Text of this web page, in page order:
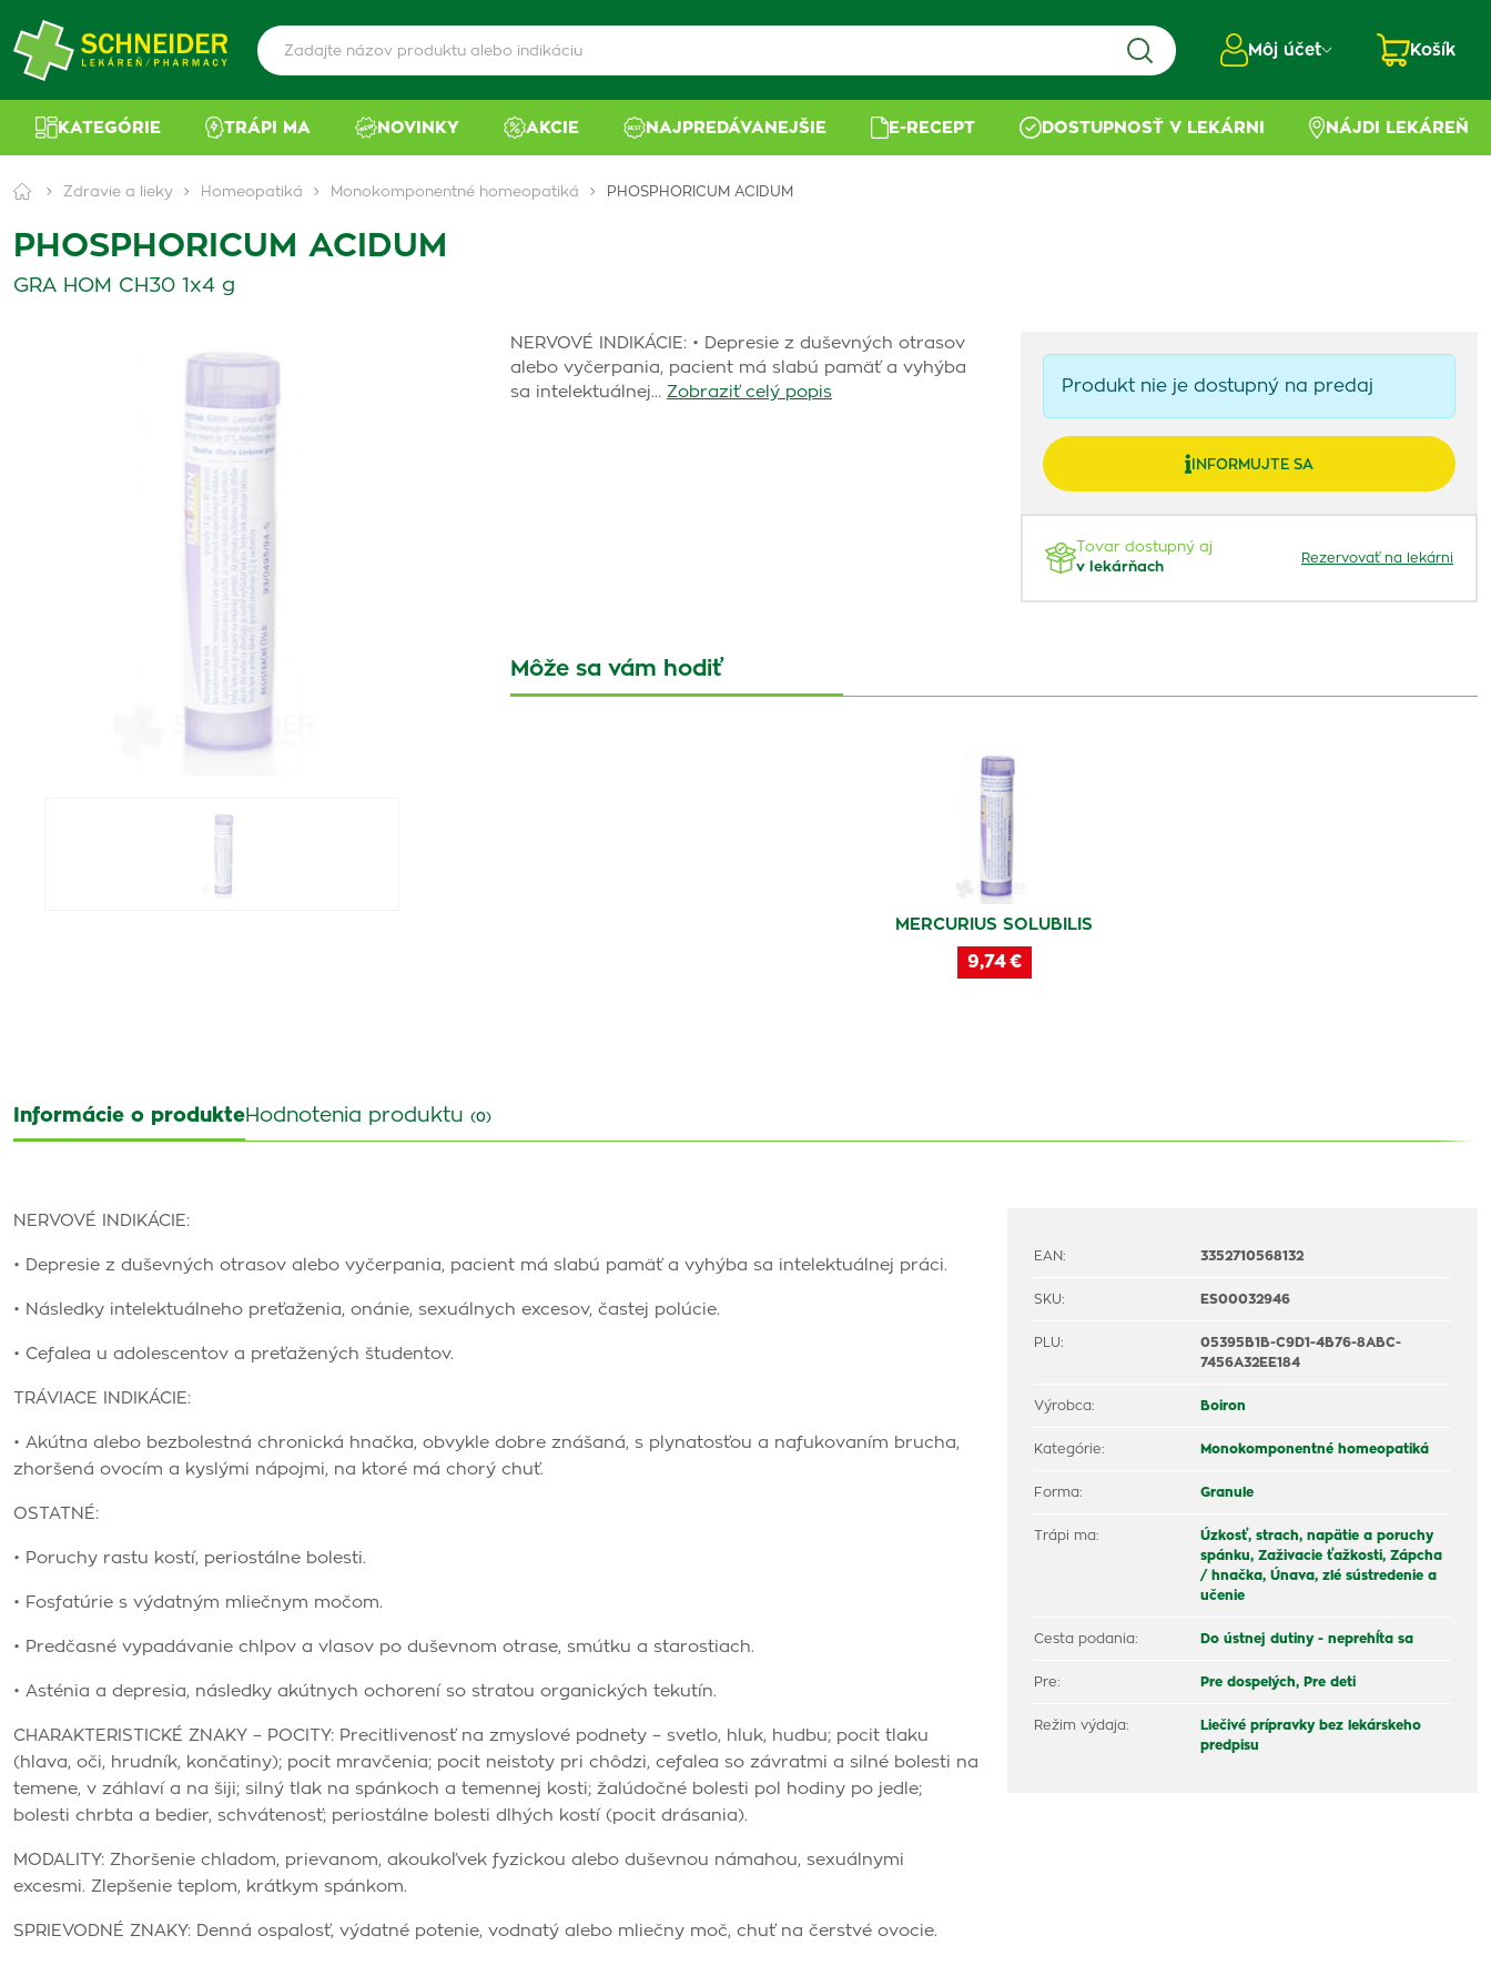
Môj účet Košík
KATEGÓRIE TRÁPI MA NOVINKY AKCIE NAJPREDÁVANEJŠIE E-RECEPT DOSTUPNOSŤ V LEKÁRNI NÁJDI LEKÁREŇ
Zdravie a lieky Homeopatiká Monokomponentné homeopatiká PHOSPHORICUM ACIDUM
PHOSPHORICUM ACIDUM
GRA HOM CH30 1x4 g
NERVOVÉ INDIKÁCIE: • Depresie z duševných otrasov
alebo vyčerpania, pacient má slabú pamäť a vyhýba
sa intelektuálnej… Zobraziť celý popis Produkt nie je dostupný na predaj
INFORMUJTE SA
Tovar dostupný aj
v lekárňach
Rezervovať na lekárni
Môže sa vám hodiť
MERCURIUS SOLUBILIS
9,74 €
Informácie o produkteHodnotenia produktu (0)
NERVOVÉ INDIKÁCIE:
• Depresie z duševných otrasov alebo vyčerpania, pacient má slabú pamäť a vyhýba sa intelektuálnej práci.
• Následky intelektuálneho preťaženia, onánie, sexuálnych excesov, častej polúcie.
• Cefalea u adolescentov a preťažených študentov.
TRÁVIACE INDIKÁCIE:
• Akútna alebo bezbolestná chronická hnačka, obvykle dobre znášaná, s plynatosťou a nafukovaním brucha,
zhoršená ovocím a kyslými nápojmi, na ktoré má chorý chuť.
OSTATNÉ:
• Poruchy rastu kostí, periostálne bolesti.
• Fosfatúrie s výdatným mliečnym močom.
• Predčasné vypadávanie chlpov a vlasov po duševnom otrase, smútku a starostiach.
• Asténia a depresia, následky akútnych ochorení so stratou organických tekutín.
CHARAKTERISTICKÉ ZNAKY – POCITY: Precitlivenosť na zmyslové podnety – svetlo, hluk, hudbu; pocit tlaku
(hlava, oči, hrudník, končatiny); pocit mravčenia; pocit neistoty pri chôdzi, cefalea so závratmi a silné bolesti na
temene, v záhlaví a na šiji; silný tlak na spánkoch a temennej kosti; žalúdočné bolesti pol hodiny po jedle;
bolesti chrbta a bedier, schvátenosť; periostálne bolesti dlhých kostí (pocit drásania).
MODALITY: Zhoršenie chladom, prievanom, akoukoľvek fyzickou alebo duševnou námahou, sexuálnymi
excesmi. Zlepšenie teplom, krátkym spánkom.
SPRIEVODNÉ ZNAKY: Denná ospalosť, výdatné potenie, vodnatý alebo mliečny moč, chuť na čerstvé ovocie.
EAN: 3352710568132
SKU: ES00032946
PLU:
05395B1B-C9D1-4B76-8ABC-
7456A32EE184
Výrobca: Boiron
Kategórie: Monokomponentné homeopatiká
Forma: Granule
Trápi ma:
Úzkosť, strach, napätie a poruchy
spánku,Zaživacie ťažkosti,Zápcha
/ hnačka,Únava, zlé sústredenie a
učenie
Cesta podania: Do ústnej dutiny - neprehĺta sa
Pre: Pre dospelých, Pre deti
Režim výdaja:
Liečivé prípravky bez lekárskeho
predpisu